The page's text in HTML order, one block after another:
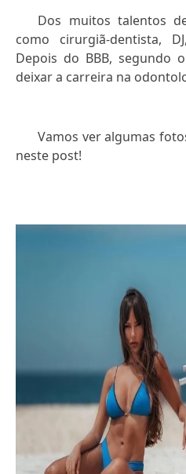
Dos muitos talentos
como cirurgiã-dentista,
Depois do BBB, segundo
deixar a carreira na
Vamos ver algumas
neste post!